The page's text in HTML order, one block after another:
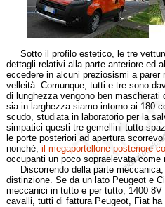
Sotto il profilo estetico, le tre
dettagli relativi alla parte anteriore ed
eccedere in alcuni preziosismi a
velleità. Comunque, tutti e tre sono
di lunghezza vengono ben
sia in larghezza siamo intorno ai 180
scudo, studiata in laboratorio per la
simpatici questi tre gemellini tutto
le porte posteriori ad apertura
nonché, il megaportellone posteriore
occupanti un poco sopraelevata
Discorrendo della parte meccanica,
distinzione. Se da un lato Peugeot e
meccanici in tutto e per tutto, 1400
cavalli, tutti di fattura Peugeot, Fiat ha